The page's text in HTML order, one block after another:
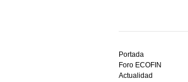
mejor
bono
Portada
Foro ECOFIN
Actualidad